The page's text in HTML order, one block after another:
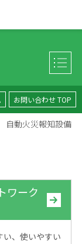
お問い合わせ TOP
自動火災報知設備
ワーク
い、使いやすい